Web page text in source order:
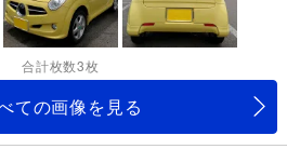
合計枚数3枚
ての画像を見る